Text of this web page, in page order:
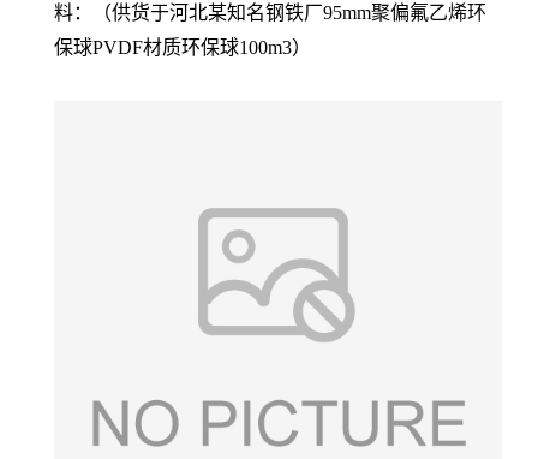
料：（供货于河北某知名钢铁厂95mm聚偏氟乙烯环
保球PVDF材质环保球100m3）